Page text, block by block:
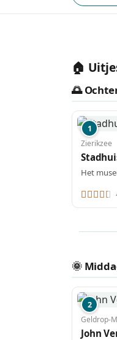
🏠
🌅
1
Zierikzee
Het
🌞
2
Geldrop-
John